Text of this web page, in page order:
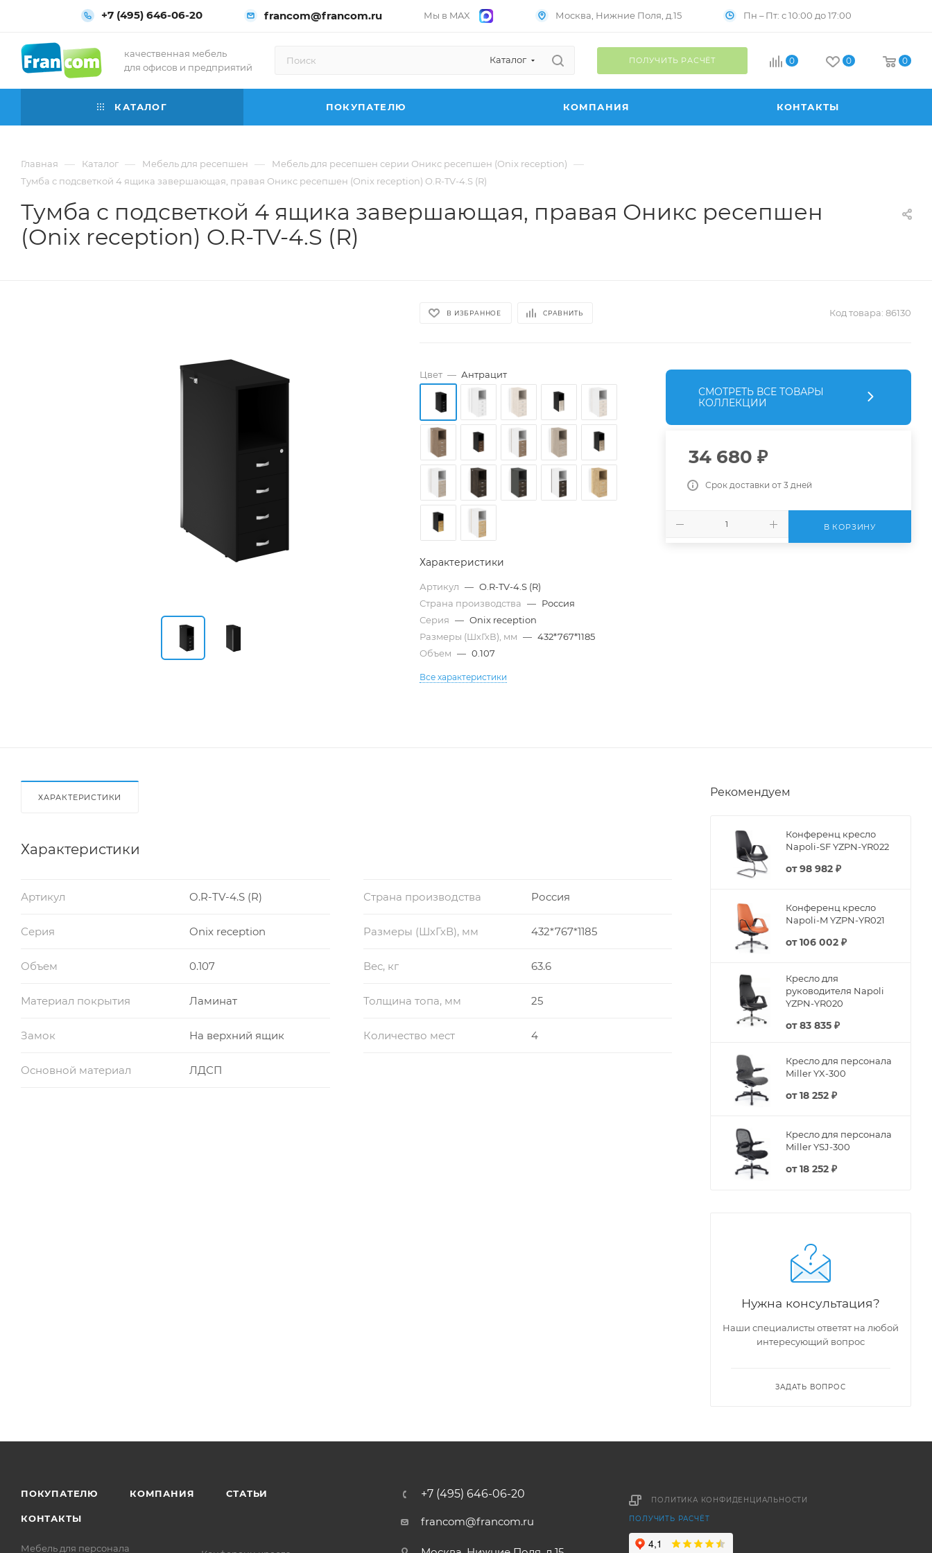
+7 (495) 646-06-20 francom@francom.ru Мы в MAX Москва, Нижние Поля, д.15 Пн – Пт: с 10:00 до 17:00
качественная мебель
для офисов и предприятий
Каталог ПОЛУЧИТЬ РАСЧЁТ 0 0 0
КАТАЛОГ ПОКУПАТЕЛЮ КОМПАНИЯ КОНТАКТЫ
Главная — Каталог — Мебель для ресепшен — Мебель для ресепшен серии Оникс ресепшен (Onix reception) —
Тумба с подсветкой 4 ящика завершающая, правая Оникс ресепшен (Onix reception) O.R-TV-4.S (R)
Тумба с подсветкой 4 ящика завершающая, правая Оникс ресепшен
(Onix reception) O.R-TV-4.S (R)
В ИЗБРАННОЕ СРАВНИТЬ Код товара: 86130
Цвет — Антрацит
Характеристики
Артикул — O.R-TV-4.S (R)
Страна производства — Россия
Серия — Onix reception
Размеры (ШхГхВ), мм — 432*767*1185
Объем — 0.107
Все характеристики
СМОТРЕТЬ ВСЕ ТОВАРЫ
КОЛЛЕКЦИИ
34 680 ₽
Срок доставки от 3 дней
В КОРЗИНУ
ХАРАКТЕРИСТИКИ
Характеристики
Артикул O.R-TV-4.S (R) Страна производства Россия
Серия Onix reception Размеры (ШхГхВ), мм 432*767*1185
Объем 0.107 Вес, кг 63.6
Материал покрытия Ламинат Толщина топа, мм 25
Замок На верхний ящик Количество мест 4
Основной материал ЛДСП
Рекомендуем
Конференц кресло
Napoli-SF YZPN-YR022
от98 982 ₽
Конференц кресло
Napoli-M YZPN-YR021
от106 002 ₽
Кресло для
руководителя Napoli
YZPN-YR020
от83 835 ₽
Кресло для персонала
Miller YX-300
от18 252 ₽
Кресло для персонала
Miller YSJ-300
от18 252 ₽
Нужна консультация?
Наши специалисты ответят на любой
интересующий вопрос
ЗАДАТЬ ВОПРОС
ПОКУПАТЕЛЮ КОМПАНИЯ СТАТЬИ
КОНТАКТЫ
Мебель для персонала
+7 (495) 646-06-20
francom@francom.ru
ПОЛИТИКА КОНФИДЕНЦИАЛЬНОСТИ
ПОЛУЧИТЬ РАСЧЁТ